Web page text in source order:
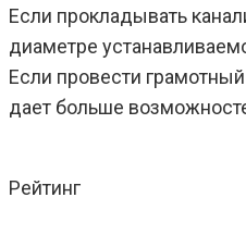
Если прокладывать
диаметре
Если провести
дает больше
Рейтинг